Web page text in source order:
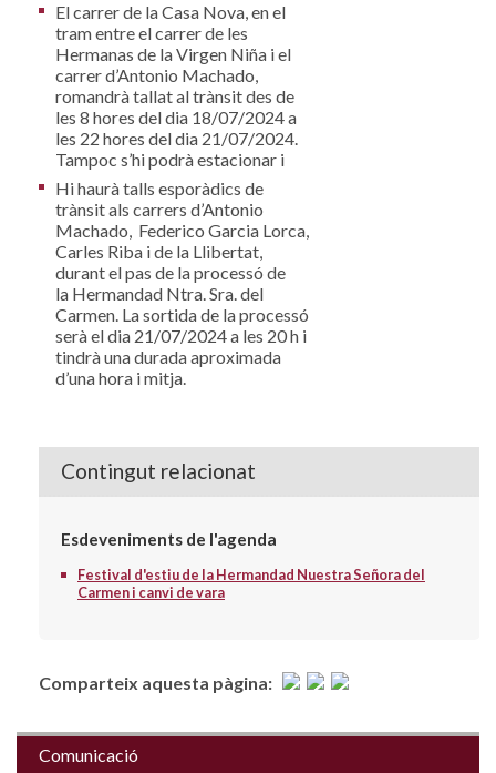
El carrer de la Casa Nova, en el
tram entre el carrer de les
Hermanas de la Virgen Niña i el
carrer d’Antonio Machado,
romandrà tallat al trànsit des de
les 8 hores del dia 18/07/2024 a
les 22 hores del dia 21/07/2024.
Tampoc s’hi podrà estacionar i
Hi haurà talls esporàdics de
trànsit als carrers d’Antonio
Machado, Federico Garcia Lorca,
Carles Riba i de la Llibertat,
durant el pas de la processó de
la Hermandad Ntra. Sra. del
Carmen. La sortida de la processó
serà el dia 21/07/2024 a les 20 h i
tindrà una durada aproximada
d’una hora i mitja.
Contingut relacionat
Esdeveniments de l'agenda
Festival d'estiu de la Hermandad Nuestra Señora del
Carmen i canvi de vara
Comparteix aquesta pàgina:
Comunicació